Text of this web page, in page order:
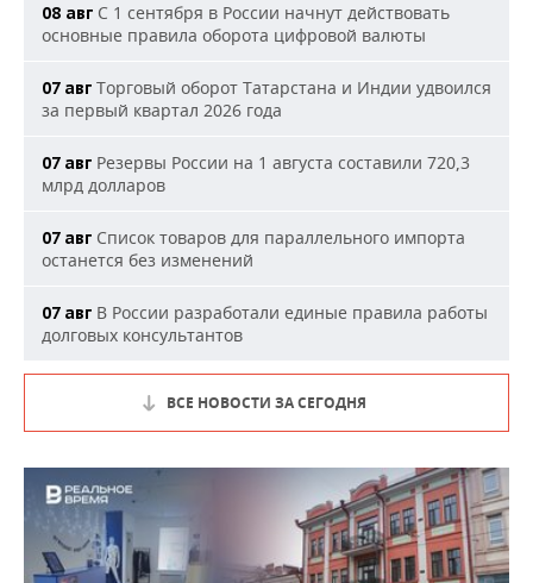
08 авг С 1 сентября в России начнут действовать
основные правила оборота цифровой валюты
07 авг Торговый оборот Татарстана и Индии удвоился
за первый квартал 2026 года
07 авг Резервы России на 1 августа составили 720,3
млрд долларов
07 авг Список товаров для параллельного импорта
останется без изменений
07 авг В России разработали единые правила работы
долговых консультантов
ВСЕ НОВОСТИ ЗА СЕГОДНЯ